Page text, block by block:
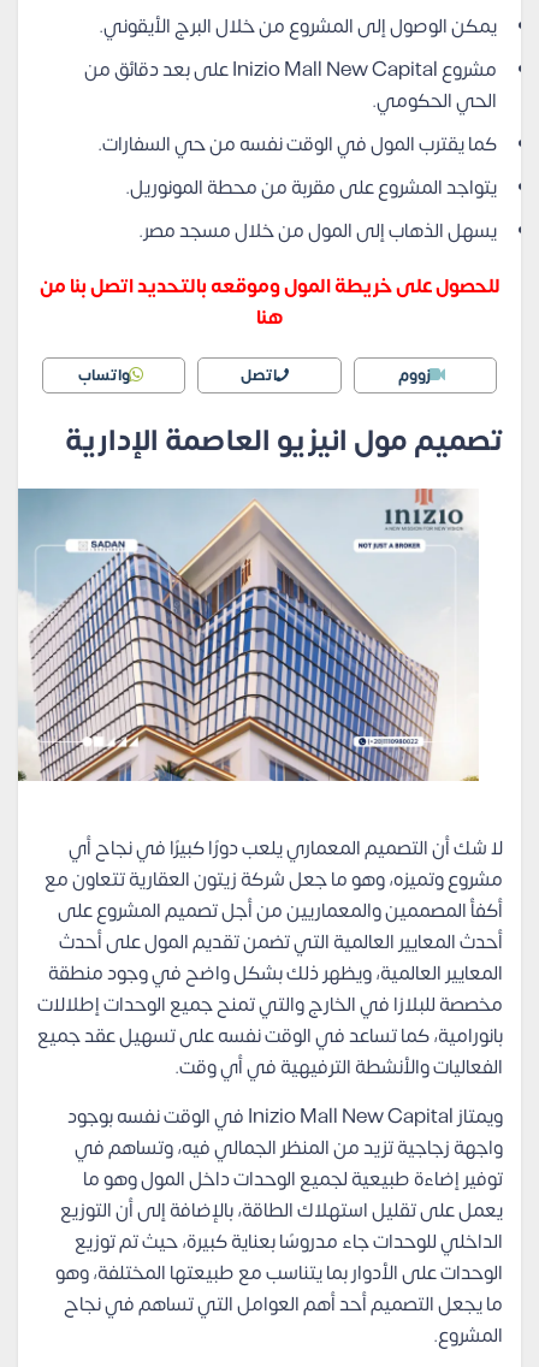
يمكن الوصول إلى المشروع من خلال البرج الأيقوني.
مشروع Inizio Mall New Capital على بعد دقائق من
الحي الحكومي.
كما يقترب المول في الوقت نفسه من حي السفارات.
يتواجد المشروع على مقربة من محطة المونوريل.
يسهل الذهاب إلى المول من خلال مسجد مصر.
للحصول على خريطة المول وموقعه بالتحديد اتصل بنا من
هنا
زووم اتصل واتساب
تصميم مول انيزيو العاصمة الإدارية
لا شك أن التصميم المعماري يلعب دورًا كبيرًا في نجاح أي
مشروع وتميزه، وهو ما جعل شركة زيتون العقارية تتعاون مع
أكفأ المصممين والمعماريين من أجل تصميم المشروع على
أحدث المعايير العالمية التي تضمن تقديم المول على أحدث
المعايير العالمية، ويظهر ذلك بشكل واضح في وجود منطقة
مخصصة للبلازا في الخارج والتي تمنح جميع الوحدات إطلالات
بانورامية، كما تساعد في الوقت نفسه على تسهيل عقد جميع
الفعاليات والأنشطة الترفيهية في أي وقت.
ويمتاز Inizio Mall New Capital في الوقت نفسه بوجود
واجهة زجاجية تزيد من المنظر الجمالي فيه، وتساهم في
توفير إضاءة طبيعية لجميع الوحدات داخل المول وهو ما
يعمل على تقليل استهلاك الطاقة، بالإضافة إلى أن التوزيع
الداخلي للوحدات جاء مدروسًا بعناية كبيرة، حيث تم توزيع
الوحدات على الأدوار بما يتناسب مع طبيعتها المختلفة، وهو
ما يجعل التصميم أحد أهم العوامل التي تساهم في نجاح
المشروع.